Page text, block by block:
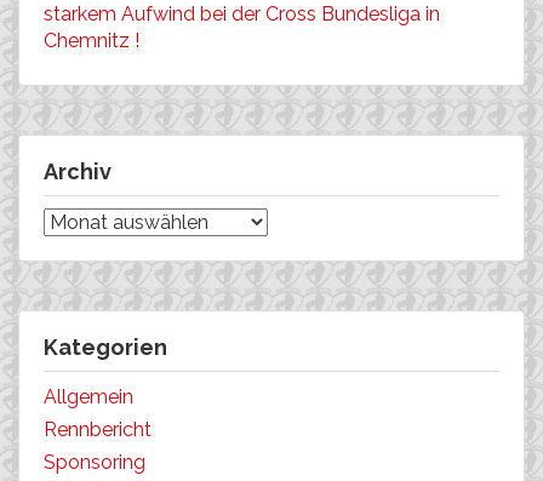
starkem Aufwind bei der Cross Bundesliga in
Chemnitz !
Archiv
Archiv
Kategorien
Allgemein
Rennbericht
Sponsoring